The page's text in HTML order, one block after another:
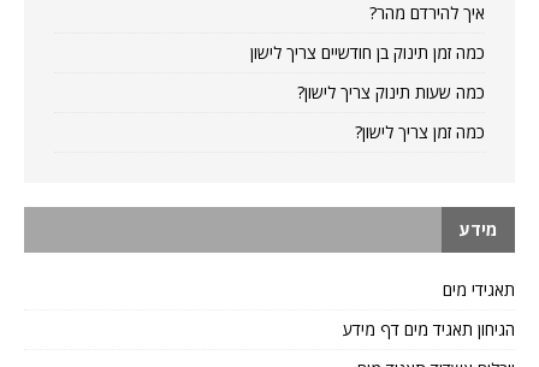
איך להירדם מהר?
כמה זמן תינוק בן חודשיים צריך לישון
כמה שעות תינוק צריך לישון?
כמה זמן צריך לישון?
מידע
תאגידי מים
הגיחון תאגיד מים דף מידע